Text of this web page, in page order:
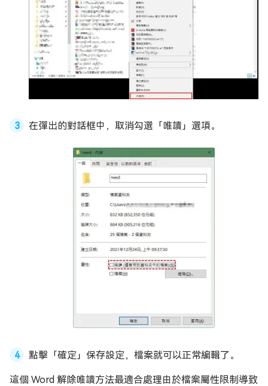
在彈出的對話框中，取消勾選「唯讀」選項。
點擊「確定」保存設定，檔案就可以正常編輯了。
這個 Word 解除唯讀方法最適合處理由於檔案屬性限制導致